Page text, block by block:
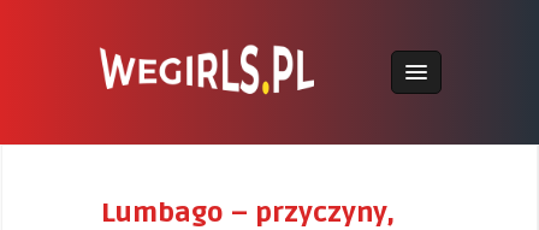
Lumbago – przyczyny,